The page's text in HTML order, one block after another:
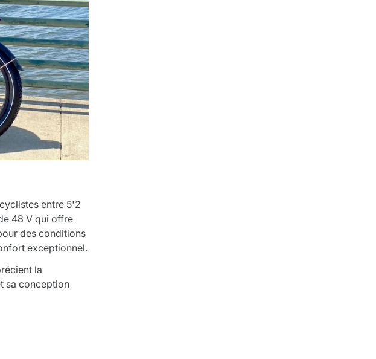
entre 5'2
48 V qui offre
des conditions
exceptionnel.
la
sa conception